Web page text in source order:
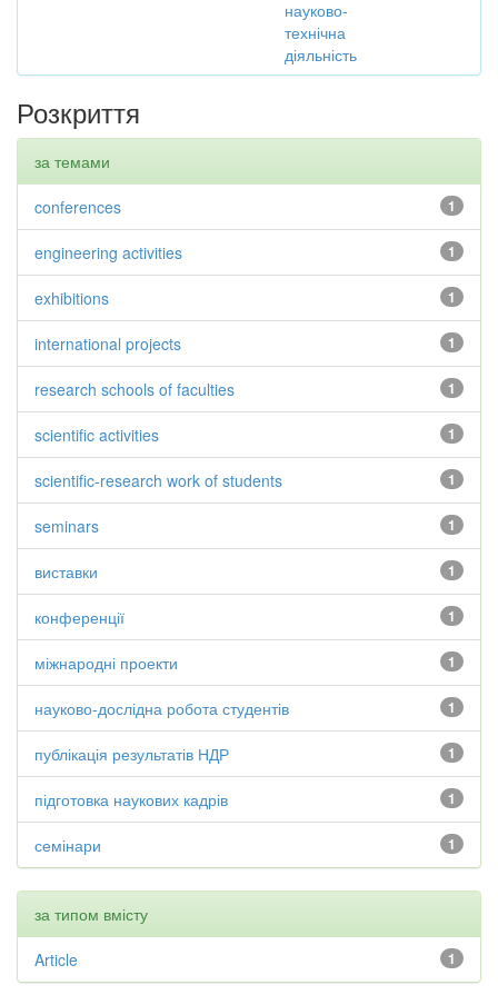
науково-
технічна
діяльність
Розкриття
за темами
1
conferences
1
engineering activities
1
exhibitions
1
international projects
1
research schools of faculties
1
scientific activities
1
scientific-research work of students
1
seminars
1
виставки
1
конференції
1
міжнародні проекти
1
науково-дослідна робота студентів
1
публікація результатів НДР
1
підготовка наукових кадрів
1
семінари
за типом вмісту
1
Article